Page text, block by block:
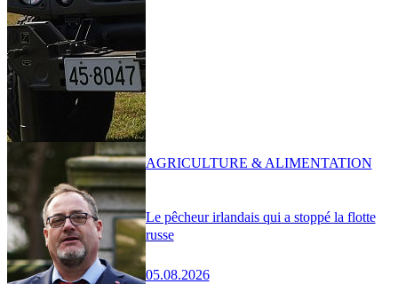
Le pêcheur irlandais qui a stoppé la flotte
russe
05.08.2026
AGRICULTURE & ALIMENTATION